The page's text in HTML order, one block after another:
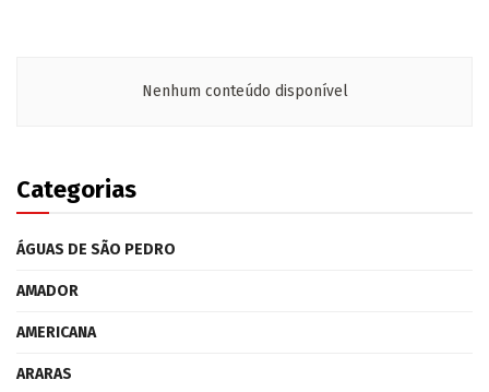
Nenhum conteúdo disponível
Categorias
ÁGUAS DE SÃO PEDRO
AMADOR
AMERICANA
ARARAS